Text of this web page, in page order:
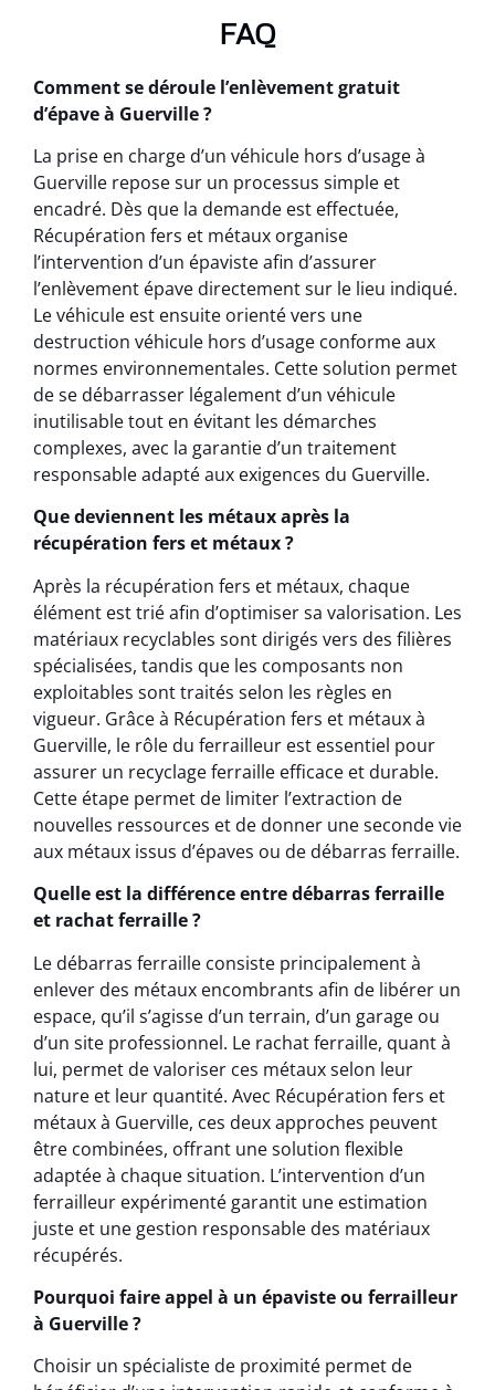
FAQ
Comment se déroule l’enlèvement gratuit
d’épave à Guerville ?
La prise en charge d’un véhicule hors d’usage à
Guerville repose sur un processus simple et
encadré. Dès que la demande est effectuée,
Récupération fers et métaux organise
l’intervention d’un épaviste afin d’assurer
l’enlèvement épave directement sur le lieu indiqué.
Le véhicule est ensuite orienté vers une
destruction véhicule hors d’usage conforme aux
normes environnementales. Cette solution permet
de se débarrasser légalement d’un véhicule
inutilisable tout en évitant les démarches
complexes, avec la garantie d’un traitement
responsable adapté aux exigences du Guerville.
Que deviennent les métaux après la
récupération fers et métaux ?
Après la récupération fers et métaux, chaque
élément est trié afin d’optimiser sa valorisation. Les
matériaux recyclables sont dirigés vers des filières
spécialisées, tandis que les composants non
exploitables sont traités selon les règles en
vigueur. Grâce à Récupération fers et métaux à
Guerville, le rôle du ferrailleur est essentiel pour
assurer un recyclage ferraille efficace et durable.
Cette étape permet de limiter l’extraction de
nouvelles ressources et de donner une seconde vie
aux métaux issus d’épaves ou de débarras ferraille.
Quelle est la différence entre débarras ferraille
et rachat ferraille ?
Le débarras ferraille consiste principalement à
enlever des métaux encombrants afin de libérer un
espace, qu’il s’agisse d’un terrain, d’un garage ou
d’un site professionnel. Le rachat ferraille, quant à
lui, permet de valoriser ces métaux selon leur
nature et leur quantité. Avec Récupération fers et
métaux à Guerville, ces deux approches peuvent
être combinées, offrant une solution flexible
adaptée à chaque situation. L’intervention d’un
ferrailleur expérimenté garantit une estimation
juste et une gestion responsable des matériaux
récupérés.
Pourquoi faire appel à un épaviste ou ferrailleur
à Guerville ?
Choisir un spécialiste de proximité permet de